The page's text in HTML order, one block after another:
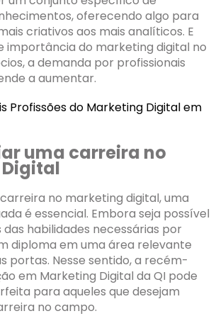
oferecendo algo para
criativos aos mais analíticos. E
importância do marketing digital no
a demanda por profissionais
a aumentar.
Profissões do Marketing Digital em
uma carreira no
no marketing digital, uma
é essencial. Embora seja possível
habilidades necessárias por
diploma em uma área relevante
portas. Nesse sentido, a recém-
em Marketing Digital da QI pode
para aqueles que desejam
no campo.